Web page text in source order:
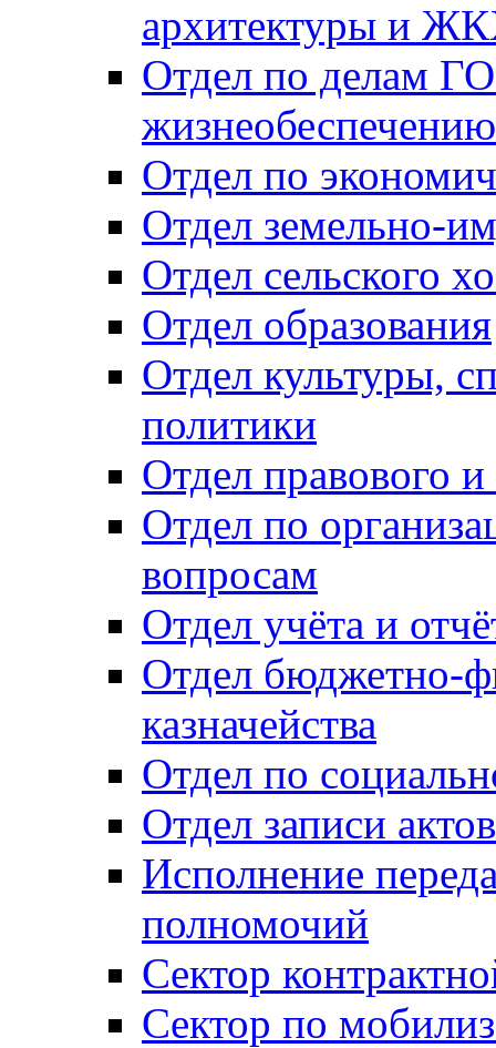
архитектуры и
Отдел по делам
Отдел по
Отдел земельно-
Отдел сельского
Отдел образования
Отдел культуры,
политики
Отдел правового
Отдел по
вопросам
Отдел учёта и
Отдел бюджетно-
казначейства
Отдел по
Отдел записи
Исполнение
полномочий
Сектор
Сектор по